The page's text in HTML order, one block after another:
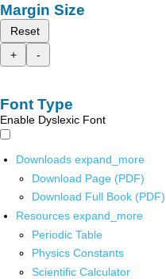
Margin Size
Reset
+
-
Font Type
Enable Dyslexic Font
Downloads expand_more
Download Page (PDF)
Download Full Book (PDF)
Resources expand_more
Periodic Table
Physics Constants
Scientific Calculator